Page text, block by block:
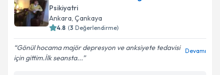
bilgilendireceğiz.
E-posta Adresiniz
Psikiyatri
Ankara, Çankaya
4.8 (3 Değerlendirme)
Gönül hocama majör depresyon ve anksiyete tedavisi
için gittim.İlk seansta...
Devamı